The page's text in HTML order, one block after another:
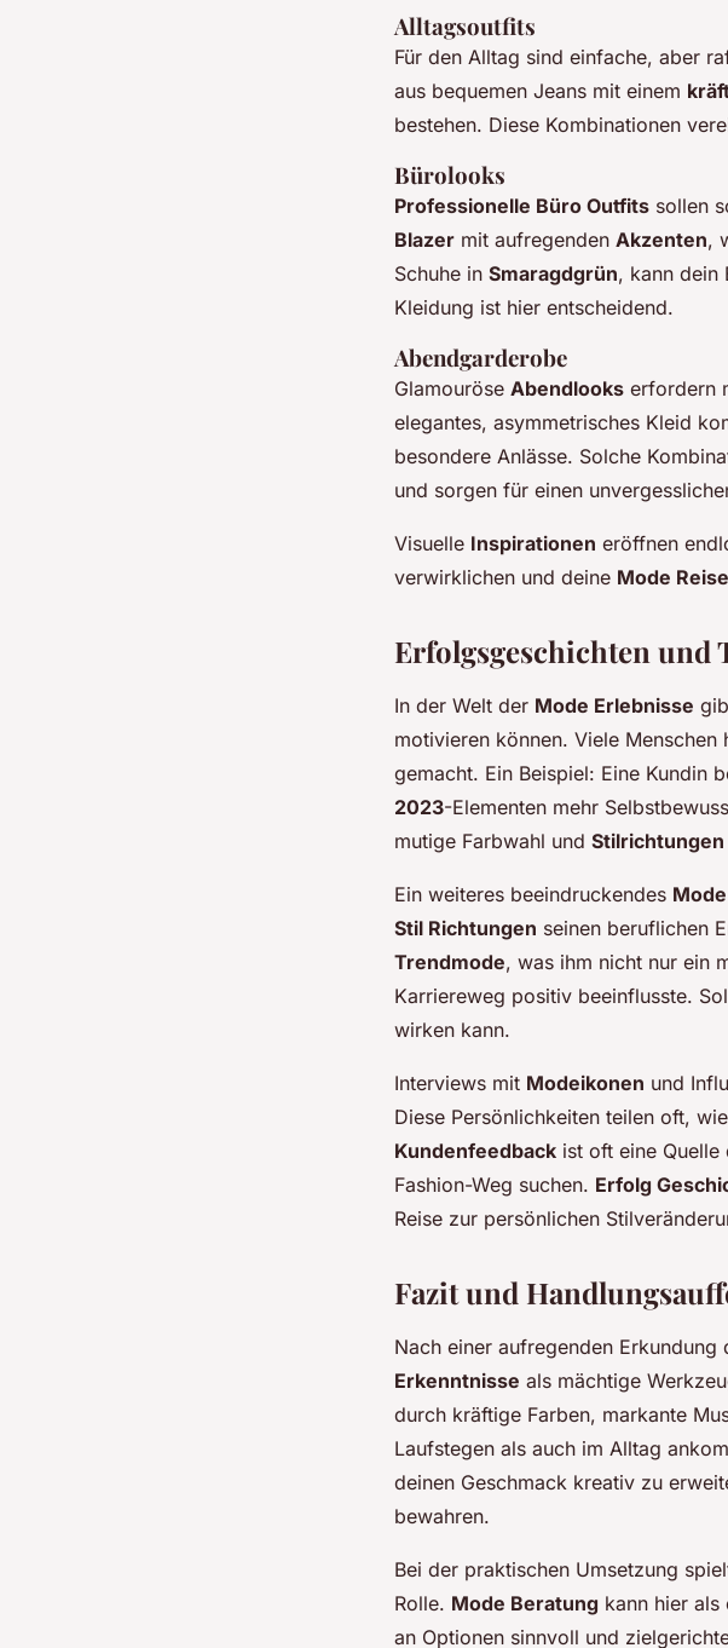
Alltagsoutfits
Für den Alltag sind einfache, aber
aus bequemen Jeans mit einem
bestehen. Diese Kombinationen
Bürolooks
Professionelle Büro Outfits sollen
Blazer mit aufregenden Akzenten,
Schuhe in Smaragdgrün, kann dein
Kleidung ist hier entscheidend.
Abendgarderobe
Glamouröse Abendlooks erfordern
elegantes, asymmetrisches Kleid
besondere Anlässe. Solche
und sorgen für einen
Visuelle Inspirationen eröffnen
verwirklichen und deine Mode Reise
Erfolgsgeschichten und
In der Welt der Mode Erlebnisse
motivieren können. Viele Menschen
gemacht. Ein Beispiel: Eine Kundin
2023-Elementen mehr
mutige Farbwahl und Stilrichtungen
Ein weiteres beeindruckendes
Stil Richtungen seinen beruflichen
Trendmode, was ihm nicht nur ein
Karriereweg positiv beeinflusste.
wirken kann.
Interviews mit Modeikonen und
Diese Persönlichkeiten teilen oft,
Kundenfeedback ist oft eine
Fashion-Weg suchen. Erfolg
Reise zur persönlichen
Fazit und
Nach einer aufregenden Erkundung
Erkenntnisse als mächtige
durch kräftige Farben, markante
Laufstegen als auch im Alltag
deinen Geschmack kreativ zu
bewahren.
Bei der praktischen Umsetzung
Rolle. Mode Beratung kann hier
an Optionen sinnvoll und